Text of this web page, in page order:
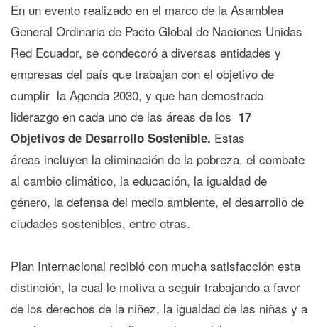
En un evento realizado en el marco de la Asamblea
General Ordinaria de Pacto Global de Naciones Unidas
Red Ecuador, se condecoró a diversas entidades y
empresas del país que trabajan con el objetivo de
cumplir la Agenda 2030, y que han demostrado
liderazgo en cada uno de las áreas de los 17
Objetivos de Desarrollo Sostenible. Estas
áreas incluyen la eliminación de la pobreza, el combate
al cambio climático, la educación, la igualdad de
género, la defensa del medio ambiente, el desarrollo de
ciudades sostenibles, entre otras.
Plan Internacional recibió con mucha satisfacción esta
distinción, la cual le motiva a seguir trabajando a favor
de los derechos de la niñez, la igualdad de las niñas y a